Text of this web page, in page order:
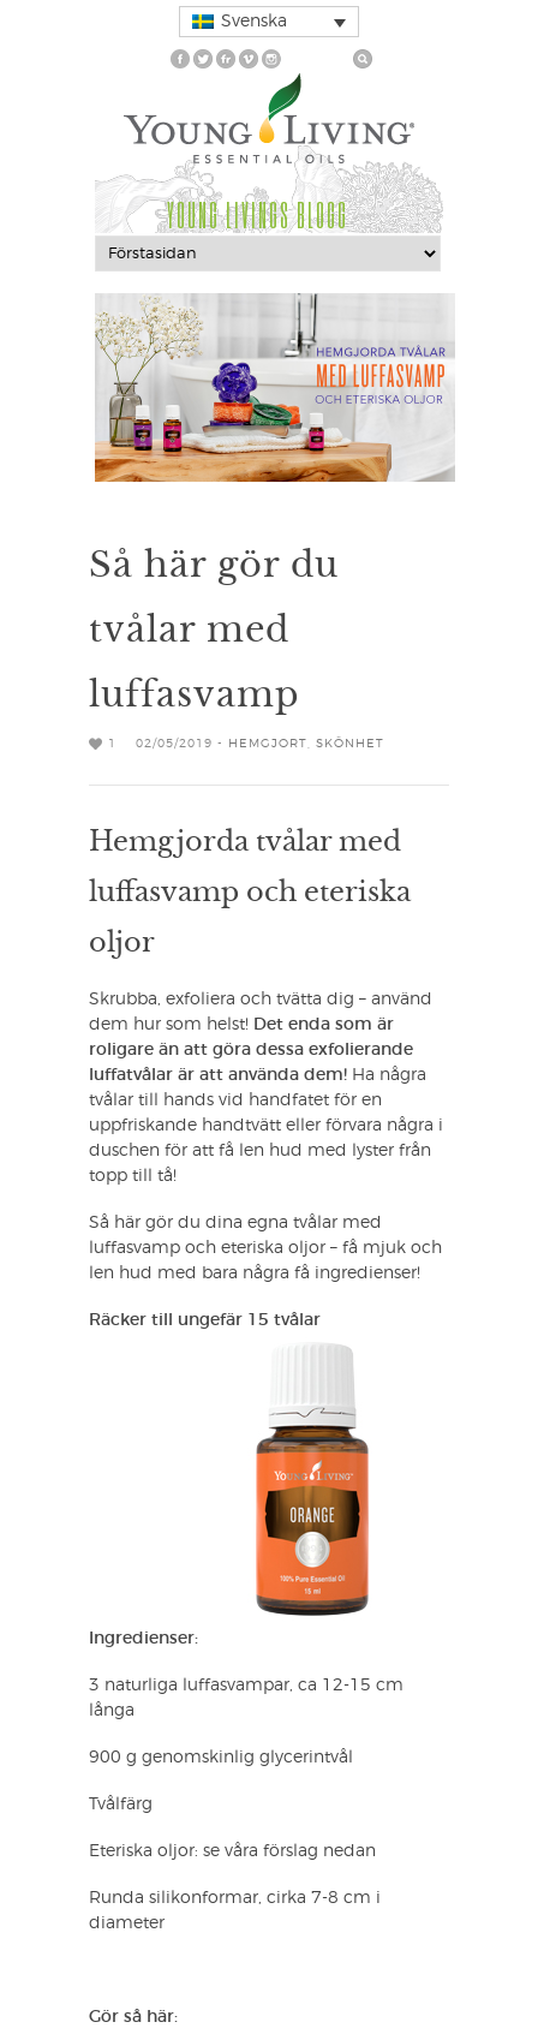
Svenska
YOUNG LIVINGS BLOGG
Så här gör du
tvålar med
luffasvamp
1 02/05/2019 - HEMGJORT SKÖNHET
Hemgjorda tvålar med
luffasvamp och eteriska
oljor
Skrubba, exfoliera och tvätta dig – använd
dem hur som helst! Det enda som är
roligare än att göra dessa exfolierande
luffatvålar är att använda dem! Ha några
tvålar till hands vid handfatet för en
uppfriskande handtvätt eller förvara några i
duschen för att få len hud med lyster från
topp till tå!
Så här gör du dina egna tvålar med
luffasvamp och eteriska oljor – få mjuk och
len hud med bara några få ingredienser!
Räcker till ungefär 15 tvålar
Ingredienser:
3 naturliga luffasvampar, ca 12-15 cm
långa
900 g genomskinlig glycerintvål
Tvålfärg
Eteriska oljor: se våra förslag nedan
Runda silikonformar, cirka 7-8 cm i
diameter
Gör så här: